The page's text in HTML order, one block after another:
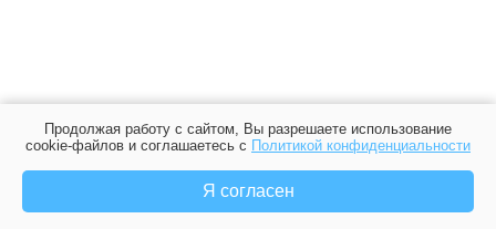
Продолжая работу с сайтом, Вы разрешаете использование
cookie-файлов и соглашаетесь с Политикой конфиденциальности
Я согласен